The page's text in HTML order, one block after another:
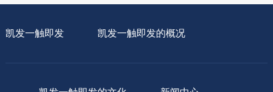
凯发一触即发 凯发一触即发的概况